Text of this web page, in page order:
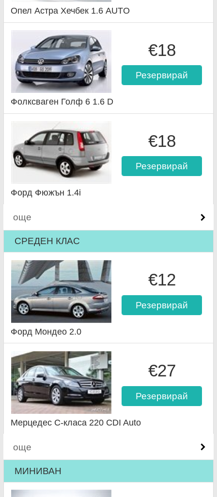
Опел Астра Хечбек 1.6 AUTO
€18
Резервирай
Фолксваген Голф 6 1.6 D
€18
Резервирай
Форд Фюжън 1.4i
още
СРЕДЕН КЛАС
€12
Резервирай
Форд Мондео 2.0
€27
Резервирай
Мерцедес C-класа 220 CDI Auto
още
МИНИВАН